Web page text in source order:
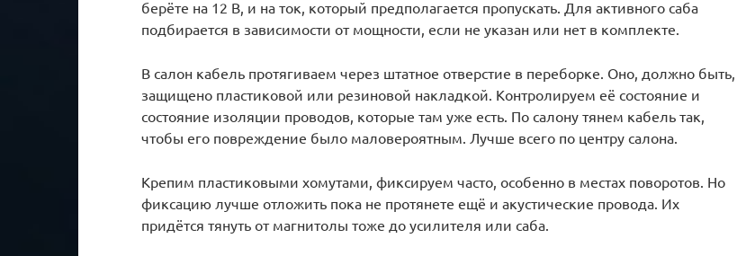
берёте на 12 В, и на ток, который предполагается пропускать. Для активного саба
подбирается в зависимости от мощности, если не указан или нет в комплекте.
В салон кабель протягиваем через штатное отверстие в переборке. Оно, должно быть,
защищено пластиковой или резиновой накладкой. Контролируем её состояние и
состояние изоляции проводов, которые там уже есть. По салону тянем кабель так,
чтобы его повреждение было маловероятным. Лучше всего по центру салона.
Крепим пластиковыми хомутами, фиксируем часто, особенно в местах поворотов. Но
фиксацию лучше отложить пока не протянете ещё и акустические провода. Их
придётся тянуть от магнитолы тоже до усилителя или саба.